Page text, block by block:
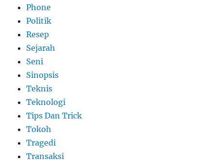
Phone
Politik
Resep
Sejarah
Seni
Sinopsis
Teknis
Teknologi
Tips Dan Trick
Tokoh
Tragedi
Transaksi